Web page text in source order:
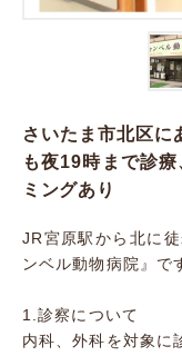
さいたま市北区
も夜19時まで診
ミングあり
JR宮原駅から北に
ンベル動物病院』で
1.診察について
内科、外科を対象に